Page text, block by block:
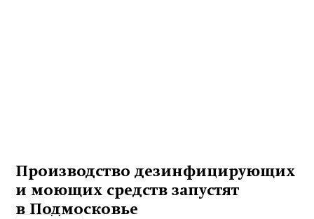
Производство дезинфицирующих
и моющих средств запустят
в Подмосковье